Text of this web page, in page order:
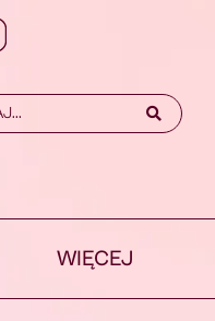
WIĘCEJ